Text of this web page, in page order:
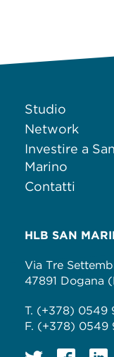
Studio
Network
Investire a San
Marino
Contatti
HLB SAN
Via Tre
47891 Dogana
T. (+378) 0549
F. (+378) 0549